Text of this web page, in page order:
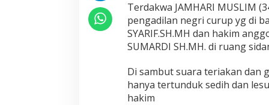
s
t
e
r
d
a
n
Terdakwa JAMHARI MUSLIM
pengadilan negri curup yg di
SYARIF.SH.MH dan hakim
SUMARDI SH.MH. di ruang
Di sambut suara teriakan dan
hanya tertunduk sedih dan
hakim